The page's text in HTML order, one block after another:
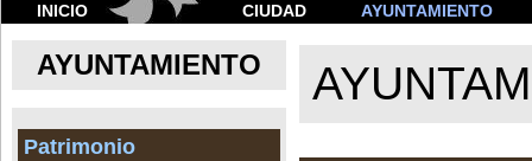
INICIO CIUDAD AYUNTAMIENTO
AYUNTAMIENTO
Patrimonio